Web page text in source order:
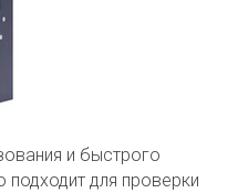
и быстрого
подходит для проверки